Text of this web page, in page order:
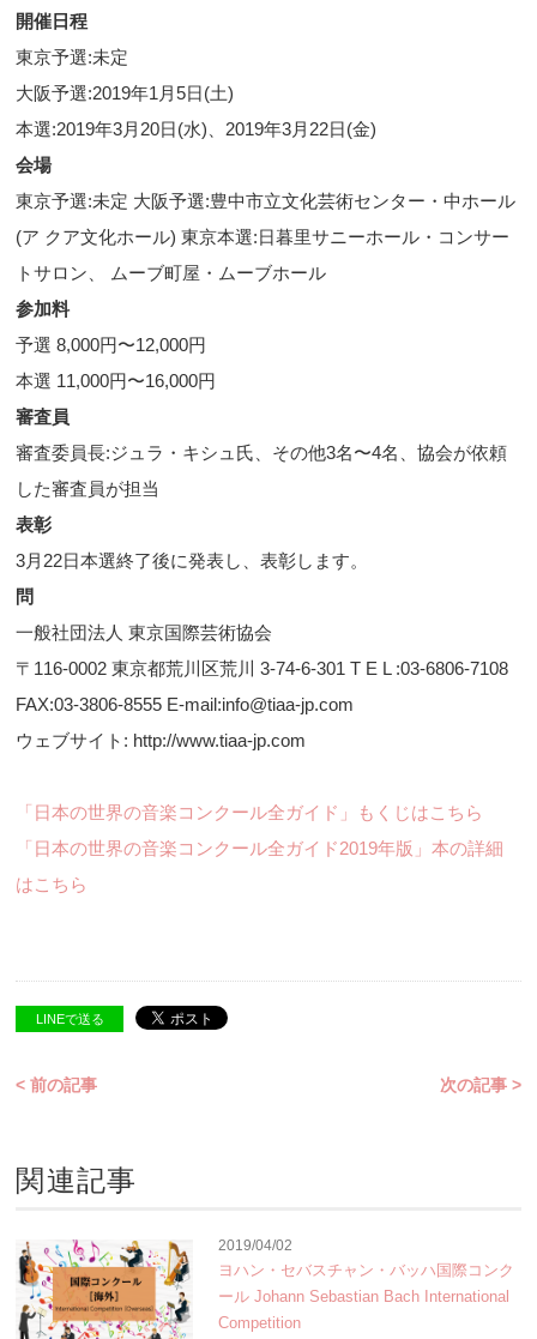
開催日程
東京予選:未定
大阪予選:2019年1月5日(土)
本選:2019年3月20日(水)、2019年3月22日(金)
会場
東京予選:未定 大阪予選:豊中市立文化芸術センター・中ホール
(ア クア文化ホール) 東京本選:日暮里サニーホール・コンサー
トサロン、 ムーブ町屋・ムーブホール
参加料
予選 8,000円〜12,000円
本選 11,000円〜16,000円
審査員
審査委員長:ジュラ・キシュ氏、その他3名〜4名、協会が依頼
した審査員が担当
表彰
3月22日本選終了後に発表し、表彰します。
問
一般社団法人 東京国際芸術協会
〒116-0002 東京都荒川区荒川 3-74-6-301 T E L :03-6806-7108
FAX:03-3806-8555 E-mail:info@tiaa-jp.com
ウェブサイト: http://www.tiaa-jp.com
「日本の世界の音楽コンクール全ガイド」もくじはこちら
「日本の世界の音楽コンクール全ガイド2019年版」本の詳細
はこちら
LINEで送る
< 前の記事 次の記事 >
関連記事
2019/04/02
ヨハン・セバスチャン・バッハ国際コンク
ール Johann Sebastian Bach International
Competition